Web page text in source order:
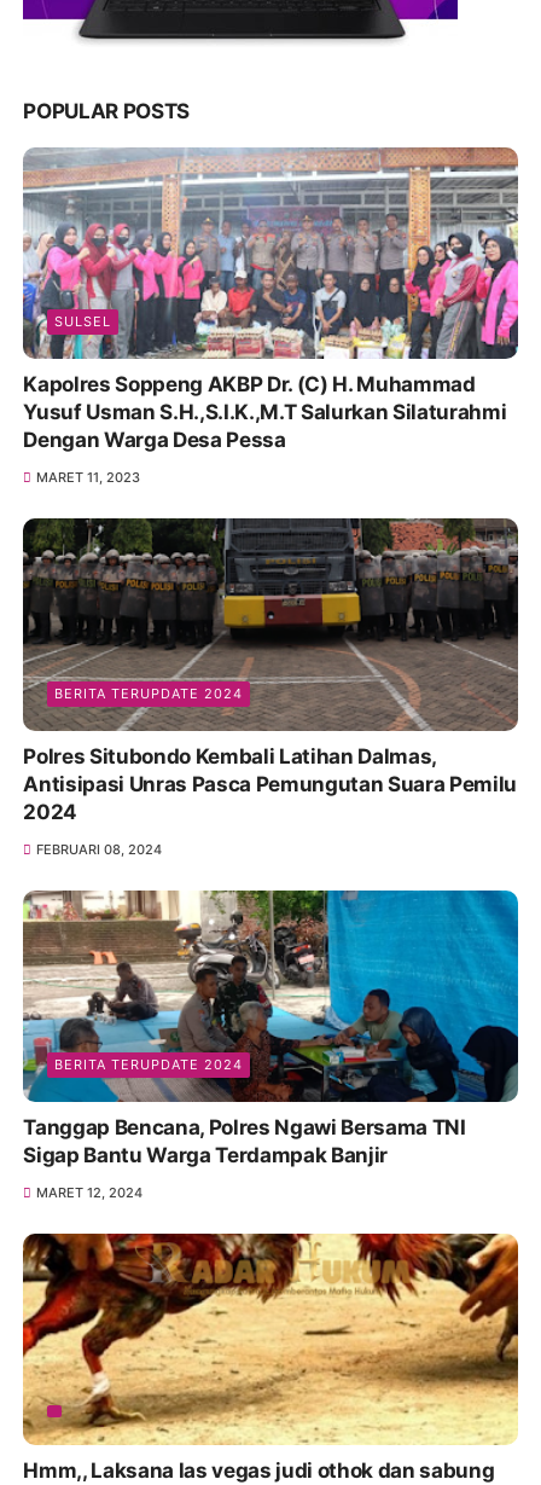
POPULAR POSTS
SULSEL
Kapolres Soppeng AKBP Dr. (C) H. Muhammad
Yusuf Usman S.H.,S.I.K.,M.T Salurkan Silaturahmi
Dengan Warga Desa Pessa
MARET 11, 2023
BERITA TERUPDATE 2024
Polres Situbondo Kembali Latihan Dalmas,
Antisipasi Unras Pasca Pemungutan Suara Pemilu
2024
FEBRUARI 08, 2024
BERITA TERUPDATE 2024
Tanggap Bencana, Polres Ngawi Bersama TNI
Sigap Bantu Warga Terdampak Banjir
MARET 12, 2024
Hmm,, Laksana las vegas judi othok dan sabung